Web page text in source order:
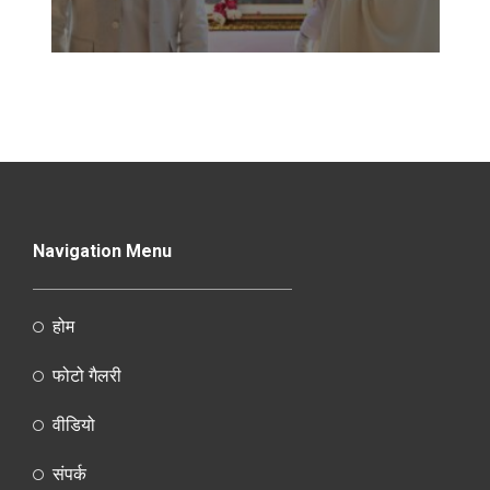
Navigation Menu
होम
फोटो गैलरी
वीडियो
संपर्क